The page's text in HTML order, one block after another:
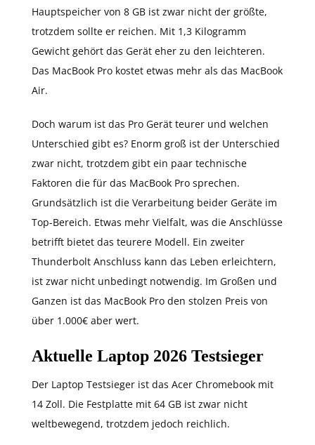
Hauptspeicher von 8 GB ist zwar nicht der größte,
trotzdem sollte er reichen. Mit 1,3 Kilogramm
Gewicht gehört das Gerät eher zu den leichteren.
Das MacBook Pro kostet etwas mehr als das MacBook
Air.
Doch warum ist das Pro Gerät teurer und welchen
Unterschied gibt es? Enorm groß ist der Unterschied
zwar nicht, trotzdem gibt ein paar technische
Faktoren die für das MacBook Pro sprechen.
Grundsätzlich ist die Verarbeitung beider Geräte im
Top-Bereich. Etwas mehr Vielfalt, was die Anschlüsse
betrifft bietet das teurere Modell. Ein zweiter
Thunderbolt Anschluss kann das Leben erleichtern,
ist zwar nicht unbedingt notwendig. Im Großen und
Ganzen ist das MacBook Pro den stolzen Preis von
über 1.000€ aber wert.
Aktuelle Laptop 2026 Testsieger
Der Laptop Testsieger ist das Acer Chromebook mit
14 Zoll. Die Festplatte mit 64 GB ist zwar nicht
weltbewegend, trotzdem jedoch reichlich.